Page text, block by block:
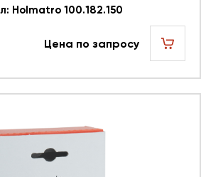
Holmatro 100.182.150
Цена по запросу